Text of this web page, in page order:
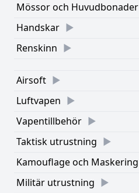
Mössor och Huvudbonader
Handskar
Renskinn
Airsoft
Luftvapen
Vapentillbehör
Taktisk utrustning
Kamouflage och Maskering
Militär utrustning